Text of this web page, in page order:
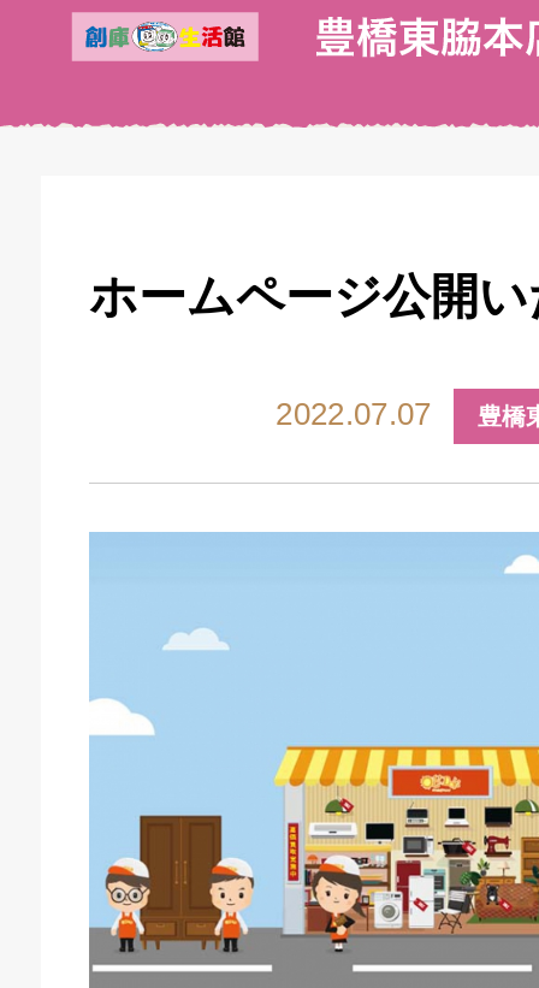
ホームページ公開
2022.07.07 豊橋
ドキ 丸塚バイパス店
ドキ 磐田店